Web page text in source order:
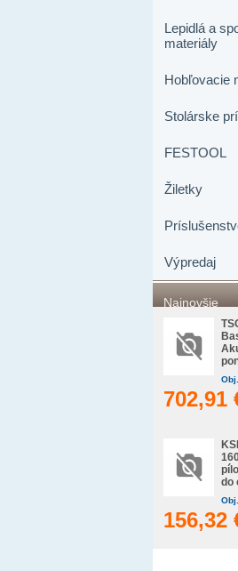
Lepidlá a
materiály
Hobľovacie
Stolárske
FESTOOL
Žiletky
Výpredaj
Najnovšie
702,91
do
156,32